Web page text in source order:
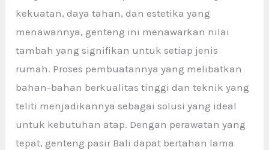
kekuatan, daya tahan, dan estetika yang
menawannya, genteng ini menawarkan nilai
tambah yang signifikan untuk setiap jenis
rumah. Proses pembuatannya yang melibatkan
bahan-bahan berkualitas tinggi dan teknik yang
teliti menjadikannya sebagai solusi yang ideal
untuk kebutuhan atap. Dengan perawatan yang
tepat, genteng pasir Bali dapat bertahan lama